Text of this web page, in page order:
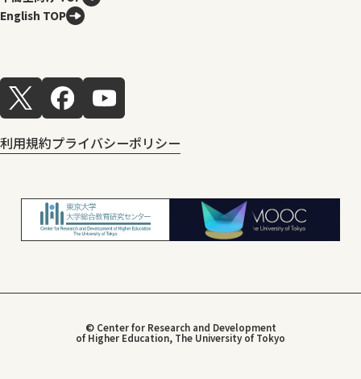
English TOP
利用規約プライバシーポリシー
© Center for Research and Development
of Higher Education, The University of Tokyo